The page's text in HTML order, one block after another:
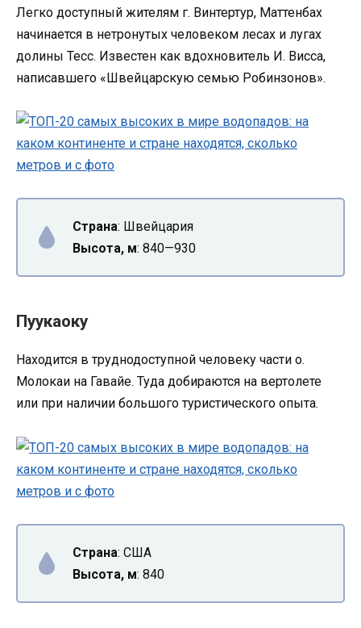
Легко доступный жителям г. Винтертур, Маттенбах
начинается в нетронутых человеком лесах и лугах
долины Тесс. Известен как вдохновитель И. Висса,
написавшего «Швейцарскую семью Робинзонов».
Страна: Швейцария
Высота, м: 840—930
Пуукаоку
Находится в труднодоступной человеку части о.
Молокаи на Гавайе. Туда добираются на вертолете
или при наличии большого туристического опыта.
Страна: США
Высота, м: 840